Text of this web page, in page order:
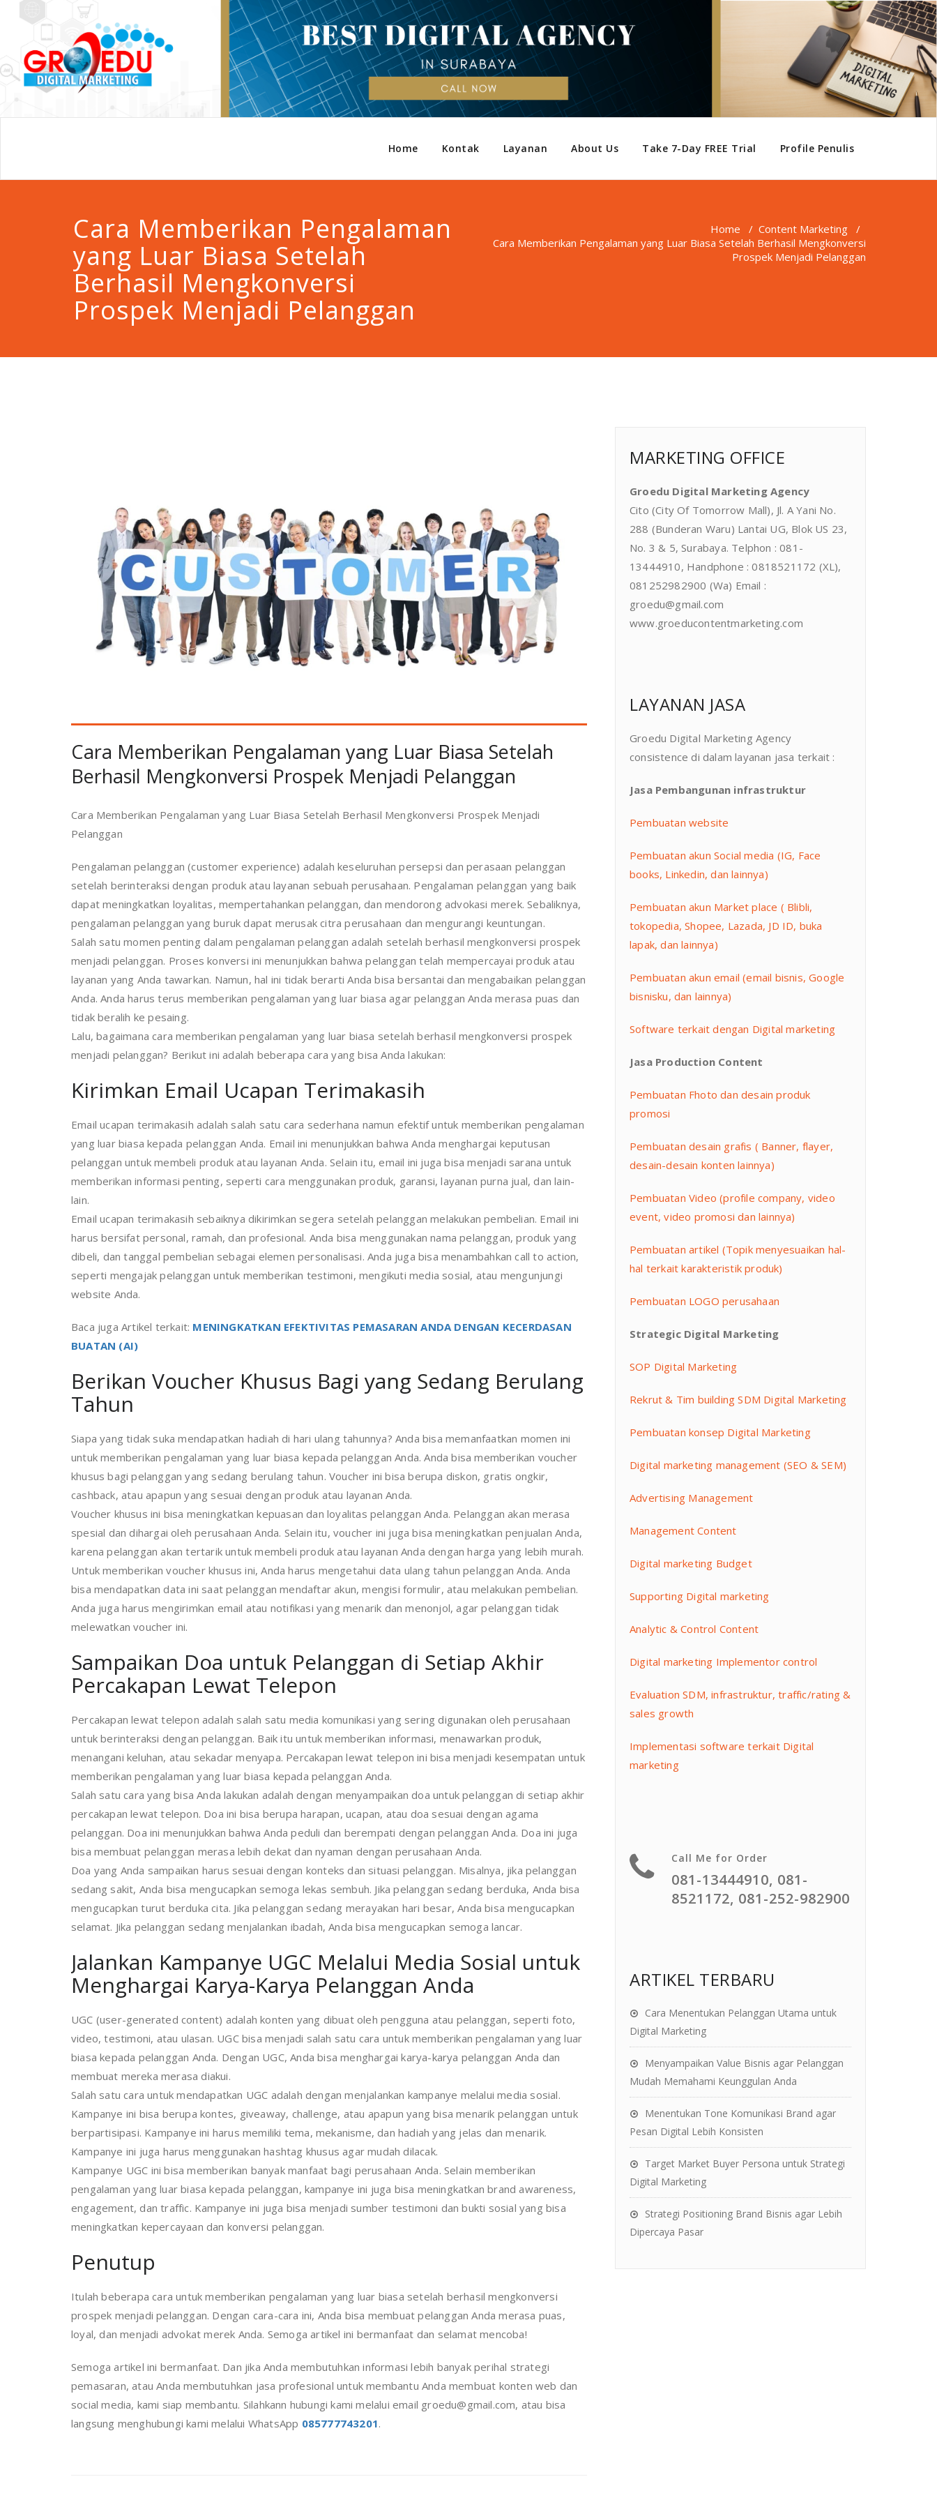
Home Kontak Layanan About Us Take 7-Day FREE Trial Profile Penulis
Cara Memberikan Pengalaman
yang Luar Biasa Setelah
Berhasil Mengkonversi
Prospek Menjadi Pelanggan
Home / Content Marketing /
Cara Memberikan Pengalaman yang Luar Biasa Setelah Berhasil Mengkonversi
Prospek Menjadi Pelanggan
Cara Memberikan Pengalaman yang Luar Biasa Setelah
Berhasil Mengkonversi Prospek Menjadi Pelanggan
Cara Memberikan Pengalaman yang Luar Biasa Setelah Berhasil Mengkonversi Prospek Menjadi
Pelanggan
Pengalaman pelanggan (customer experience) adalah keseluruhan persepsi dan perasaan pelanggan
setelah berinteraksi dengan produk atau layanan sebuah perusahaan. Pengalaman pelanggan yang baik
dapat meningkatkan loyalitas, mempertahankan pelanggan, dan mendorong advokasi merek. Sebaliknya,
pengalaman pelanggan yang buruk dapat merusak citra perusahaan dan mengurangi keuntungan.
Salah satu momen penting dalam pengalaman pelanggan adalah setelah berhasil mengkonversi prospek
menjadi pelanggan. Proses konversi ini menunjukkan bahwa pelanggan telah mempercayai produk atau
layanan yang Anda tawarkan. Namun, hal ini tidak berarti Anda bisa bersantai dan mengabaikan pelanggan
Anda. Anda harus terus memberikan pengalaman yang luar biasa agar pelanggan Anda merasa puas dan
tidak beralih ke pesaing.
Lalu, bagaimana cara memberikan pengalaman yang luar biasa setelah berhasil mengkonversi prospek
menjadi pelanggan? Berikut ini adalah beberapa cara yang bisa Anda lakukan:
Kirimkan Email Ucapan Terimakasih
Email ucapan terimakasih adalah salah satu cara sederhana namun efektif untuk memberikan pengalaman
yang luar biasa kepada pelanggan Anda. Email ini menunjukkan bahwa Anda menghargai keputusan
pelanggan untuk membeli produk atau layanan Anda. Selain itu, email ini juga bisa menjadi sarana untuk
memberikan informasi penting, seperti cara menggunakan produk, garansi, layanan purna jual, dan lain-
lain.
Email ucapan terimakasih sebaiknya dikirimkan segera setelah pelanggan melakukan pembelian. Email ini
harus bersifat personal, ramah, dan profesional. Anda bisa menggunakan nama pelanggan, produk yang
dibeli, dan tanggal pembelian sebagai elemen personalisasi. Anda juga bisa menambahkan call to action,
seperti mengajak pelanggan untuk memberikan testimoni, mengikuti media sosial, atau mengunjungi
website Anda.
Baca juga Artikel terkait: MENINGKATKAN EFEKTIVITAS PEMASARAN ANDA DENGAN KECERDASAN
BUATAN (AI)
Berikan Voucher Khusus Bagi yang Sedang Berulang
Tahun
Siapa yang tidak suka mendapatkan hadiah di hari ulang tahunnya? Anda bisa memanfaatkan momen ini
untuk memberikan pengalaman yang luar biasa kepada pelanggan Anda. Anda bisa memberikan voucher
khusus bagi pelanggan yang sedang berulang tahun. Voucher ini bisa berupa diskon, gratis ongkir,
cashback, atau apapun yang sesuai dengan produk atau layanan Anda.
Voucher khusus ini bisa meningkatkan kepuasan dan loyalitas pelanggan Anda. Pelanggan akan merasa
spesial dan dihargai oleh perusahaan Anda. Selain itu, voucher ini juga bisa meningkatkan penjualan Anda,
karena pelanggan akan tertarik untuk membeli produk atau layanan Anda dengan harga yang lebih murah.
Untuk memberikan voucher khusus ini, Anda harus mengetahui data ulang tahun pelanggan Anda. Anda
bisa mendapatkan data ini saat pelanggan mendaftar akun, mengisi formulir, atau melakukan pembelian.
Anda juga harus mengirimkan email atau notifikasi yang menarik dan menonjol, agar pelanggan tidak
melewatkan voucher ini.
Sampaikan Doa untuk Pelanggan di Setiap Akhir
Percakapan Lewat Telepon
Percakapan lewat telepon adalah salah satu media komunikasi yang sering digunakan oleh perusahaan
untuk berinteraksi dengan pelanggan. Baik itu untuk memberikan informasi, menawarkan produk,
menangani keluhan, atau sekadar menyapa. Percakapan lewat telepon ini bisa menjadi kesempatan untuk
memberikan pengalaman yang luar biasa kepada pelanggan Anda.
Salah satu cara yang bisa Anda lakukan adalah dengan menyampaikan doa untuk pelanggan di setiap akhir
percakapan lewat telepon. Doa ini bisa berupa harapan, ucapan, atau doa sesuai dengan agama
pelanggan. Doa ini menunjukkan bahwa Anda peduli dan berempati dengan pelanggan Anda. Doa ini juga
bisa membuat pelanggan merasa lebih dekat dan nyaman dengan perusahaan Anda.
Doa yang Anda sampaikan harus sesuai dengan konteks dan situasi pelanggan. Misalnya, jika pelanggan
sedang sakit, Anda bisa mengucapkan semoga lekas sembuh. Jika pelanggan sedang berduka, Anda bisa
mengucapkan turut berduka cita. Jika pelanggan sedang merayakan hari besar, Anda bisa mengucapkan
selamat. Jika pelanggan sedang menjalankan ibadah, Anda bisa mengucapkan semoga lancar.
Jalankan Kampanye UGC Melalui Media Sosial untuk
Menghargai Karya-Karya Pelanggan Anda
UGC (user-generated content) adalah konten yang dibuat oleh pengguna atau pelanggan, seperti foto,
video, testimoni, atau ulasan. UGC bisa menjadi salah satu cara untuk memberikan pengalaman yang luar
biasa kepada pelanggan Anda. Dengan UGC, Anda bisa menghargai karya-karya pelanggan Anda dan
membuat mereka merasa diakui.
Salah satu cara untuk mendapatkan UGC adalah dengan menjalankan kampanye melalui media sosial.
Kampanye ini bisa berupa kontes, giveaway, challenge, atau apapun yang bisa menarik pelanggan untuk
berpartisipasi. Kampanye ini harus memiliki tema, mekanisme, dan hadiah yang jelas dan menarik.
Kampanye ini juga harus menggunakan hashtag khusus agar mudah dilacak.
Kampanye UGC ini bisa memberikan banyak manfaat bagi perusahaan Anda. Selain memberikan
pengalaman yang luar biasa kepada pelanggan, kampanye ini juga bisa meningkatkan brand awareness,
engagement, dan traffic. Kampanye ini juga bisa menjadi sumber testimoni dan bukti sosial yang bisa
meningkatkan kepercayaan dan konversi pelanggan.
Penutup
Itulah beberapa cara untuk memberikan pengalaman yang luar biasa setelah berhasil mengkonversi
prospek menjadi pelanggan. Dengan cara-cara ini, Anda bisa membuat pelanggan Anda merasa puas,
loyal, dan menjadi advokat merek Anda. Semoga artikel ini bermanfaat dan selamat mencoba!
Semoga artikel ini bermanfaat. Dan jika Anda membutuhkan informasi lebih banyak perihal strategi
pemasaran, atau Anda membutuhkan jasa profesional untuk membantu Anda membuat konten web dan
social media, kami siap membantu. Silahkann hubungi kami melalui email groedu@gmail.com, atau bisa
langsung menghubungi kami melalui WhatsApp 085777743201.
MARKETING OFFICE
Groedu Digital Marketing Agency
Cito (City Of Tomorrow Mall), Jl. A Yani No.
288 (Bunderan Waru) Lantai UG, Blok US 23,
No. 3 & 5, Surabaya. Telphon : 081-
13444910, Handphone : 0818521172 (XL),
081252982900 (Wa) Email :
groedu@gmail.com
www.groeducontentmarketing.com
LAYANAN JASA
Groedu Digital Marketing Agency
consistence di dalam layanan jasa terkait :
Jasa Pembangunan infrastruktur
Pembuatan website
Pembuatan akun Social media (IG, Face
books, Linkedin, dan lainnya)
Pembuatan akun Market place ( Blibli,
tokopedia, Shopee, Lazada, JD ID, buka
lapak, dan lainnya)
Pembuatan akun email (email bisnis, Google
bisnisku, dan lainnya)
Software terkait dengan Digital marketing
Jasa Production Content
Pembuatan Fhoto dan desain produk
promosi
Pembuatan desain grafis ( Banner, flayer,
desain-desain konten lainnya)
Pembuatan Video (profile company, video
event, video promosi dan lainnya)
Pembuatan artikel (Topik menyesuaikan hal-
hal terkait karakteristik produk)
Pembuatan LOGO perusahaan
Strategic Digital Marketing
SOP Digital Marketing
Rekrut & Tim building SDM Digital Marketing
Pembuatan konsep Digital Marketing
Digital marketing management (SEO & SEM)
Advertising Management
Management Content
Digital marketing Budget
Supporting Digital marketing
Analytic & Control Content
Digital marketing Implementor control
Evaluation SDM, infrastruktur, traffic/rating &
sales growth
Implementasi software terkait Digital
marketing
Call Me for Order
081-13444910, 081-
8521172, 081-252-982900
ARTIKEL TERBARU
Cara Menentukan Pelanggan Utama untuk
Digital Marketing
Menyampaikan Value Bisnis agar Pelanggan
Mudah Memahami Keunggulan Anda
Menentukan Tone Komunikasi Brand agar
Pesan Digital Lebih Konsisten
Target Market Buyer Persona untuk Strategi
Digital Marketing
Strategi Positioning Brand Bisnis agar Lebih
Dipercaya Pasar